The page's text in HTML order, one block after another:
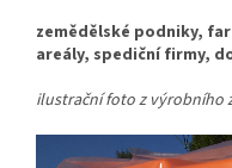
zemědělské podniky,
areály, spediční firmy,
ilustrační foto z výrobního